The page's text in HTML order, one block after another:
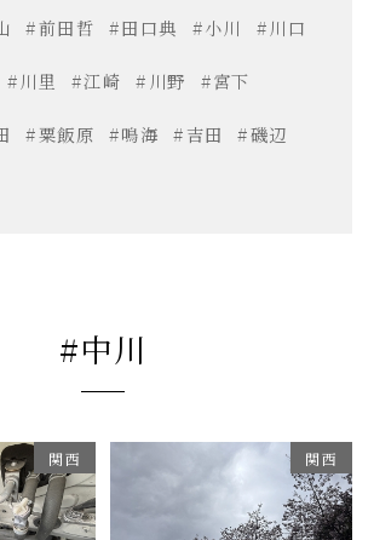
#前田哲 #田口典 #小川 #川口
#川里 #江崎 #川野 #宮下
#粟飯原 #鳴海 #吉田 #磯辺
#中川
関西 関西